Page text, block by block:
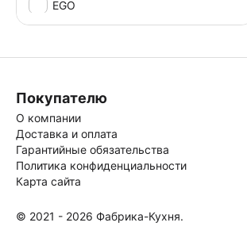
EGO
Покупателю
О компании
Доставка и оплата
Гарантийные обязательства
Политика конфиденциальности
Карта сайта
© 2021 - 2026 Фабрика-Кухня.